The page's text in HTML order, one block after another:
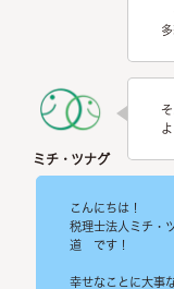
こんにちは！
税理士法人ミチ
道 です！
幸せなことに大事